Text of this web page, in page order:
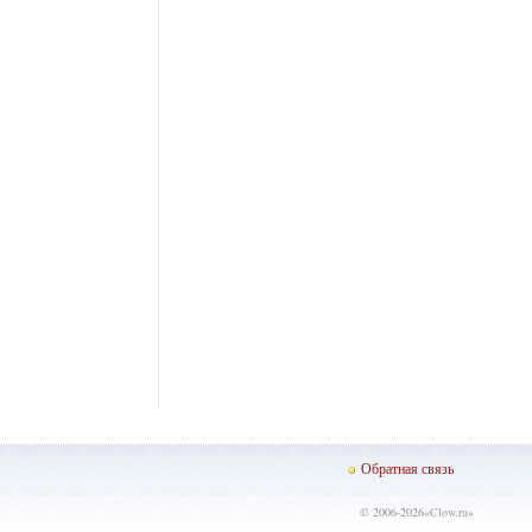
Обратная связь
© 2006-2026«Clow.ru»